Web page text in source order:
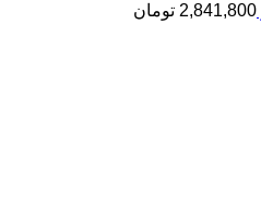
2,841,800 تومان